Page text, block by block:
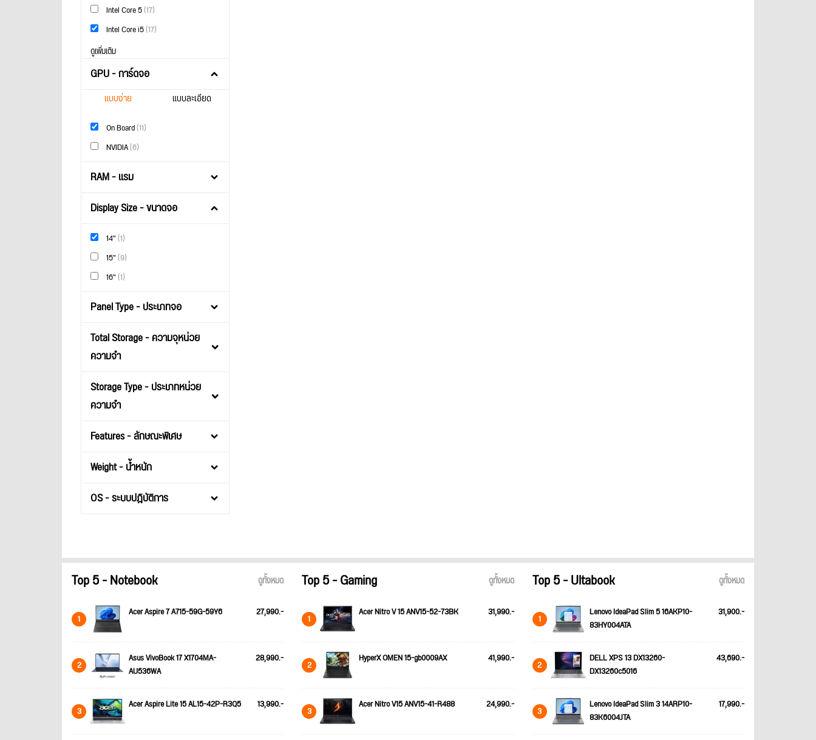
Intel Core 5(17)
Intel Core i5(17)
ดูเพิ่มเติม
GPU - การ์ดจอ
แบบง่าย แบบละเอียด
On Board(11)
NVIDIA(6)
RAM - แรม
Display Size - ขนาดจอ
14"(1)
15"(9)
16"(1)
Panel Type - ประเภทจอ
Total Storage - ความจุหน่วย
ความจำ
Storage Type - ประเภทหน่วย
ความจำ
Features - ลักษณะพิเศษ
Weight - น้ำหนัก
OS - ระบบปฎิบัติการ
Top 5 - Notebook ดูทั้งหมด
1 Acer Aspire 7 A715-59G-59Y6 27,990.-
2
Asus VivoBook 17 X1704MA-
AU536WA
28,990.-
3 Acer Aspire Lite 15 AL15-42P-R3Q5 13,990.-
Top 5 - Gaming ดูทั้งหมด
1 Acer Nitro V 15 ANV15-52-73BK 31,990.-
2 HyperX OMEN 15-gb0009AX 41,990.-
3 Acer Nitro V15 ANV15-41-R488 24,990.-
Top 5 - Ultabook ดูทั้งหมด
1
Lenovo IdeaPad Slim 5 16AKP10-
83HY004ATA
31,900.-
2
DELL XPS 13 DX13260-
DX13260c5016
43,690.-
3
Lenovo IdeaPad Slim 3 14ARP10-
83K6004JTA
17,990.-